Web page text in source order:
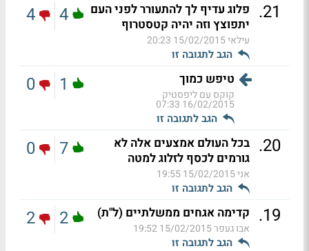
21
. פלוג עדיף לך להתעורר לפני העם
יתפוצץ וזה יהיה קטסטרוף
עילאי15/02/2015 20:23
הגב לתגובה זו
4
4
טיפש כמוך
קוקס עם ליפסטיק
16/02/2015 07:33
הגב לתגובה זו
1
0
20
. בכל העולם אמצעים אלה לא
גורמים לכסף לזלוג למטה
אני15/02/2015 19:55
הגב לתגובה זו
7
0
19
. קדימה אגחים ממשלתיים (ל"ת)
אבו געפר15/02/2015 19:52
הגב לתגובה זו
2
2